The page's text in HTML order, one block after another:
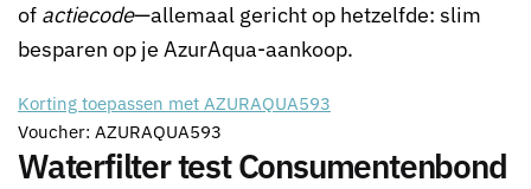
of actiecode—allemaal gericht op hetzelfde: slim
besparen op je AzurAqua-aankoop.
Korting toepassen met AZURAQUA593
Voucher: AZURAQUA593
Waterfilter test Consumentenbond